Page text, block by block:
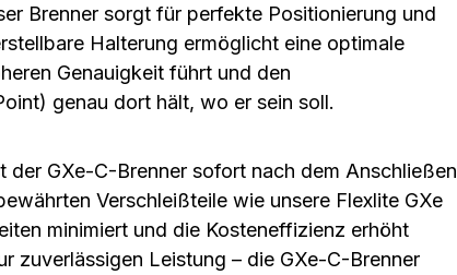
Brenner sorgt für perfekte Positionierung und
Halterung ermöglicht eine optimale
Genauigkeit führt und den
genau dort hält, wo er sein soll.
GXe-C-Brenner sofort nach dem Anschließen
Verschleißteile wie unsere Flexlite GXe
minimiert und die Kosteneffizienz erhöht
zuverlässigen Leistung – die GXe-C-Brenner